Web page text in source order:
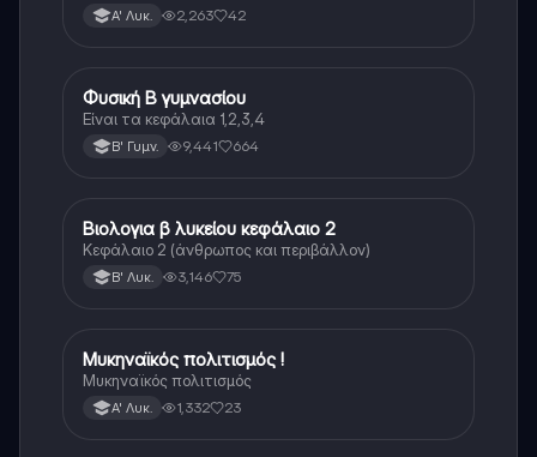
Α' Λυκ. 2,263 42
Φυσική
Φυσική Β γυμνασίου
Είναι τα κεφάλαια 1,2,3,4
Β' Γυμν. 9,441 664
Βιολογία
Βιολογια β λυκείου κεφάλαιο 2
Κεφάλαιο 2 (άνθρωπος και περιβάλλον)
Β' Λυκ. 3,146 75
Ιστορία
Μυκηναϊκός πολιτισμός !
Μυκηναϊκός πολιτισμός
Α' Λυκ. 1,332 23